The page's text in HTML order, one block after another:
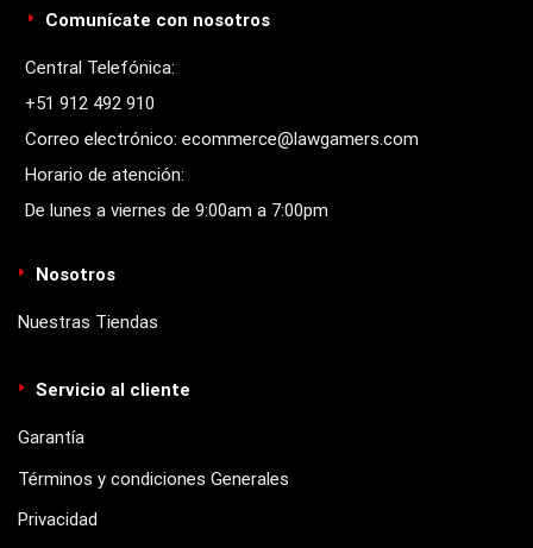
Comunícate con nosotros
Central Telefónica:
+51 912 492 910
Correo electrónico: ecommerce@lawgamers.com
Horario de atención:
De lunes a viernes de 9:00am a 7:00pm
Nosotros
Nuestras Tiendas
Servicio al cliente
Garantía
Términos y condiciones Generales
Privacidad